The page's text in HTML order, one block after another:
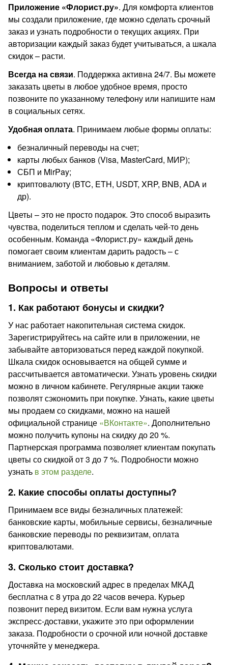
Приложение «Флорист.ру». Для комфорта клиентов
мы создали приложение, где можно сделать срочный
заказ и узнать подробности о текущих акциях. При
авторизации каждый заказ будет учитываться, а шкала
скидок – расти.
Всегда на связи. Поддержка активна 24/7. Вы можете
заказать цветы в любое удобное время, просто
позвоните по указанному телефону или напишите нам
в социальных сетях.
Удобная оплата. Принимаем любые формы оплаты:
безналичный переводы на счет;
карты любых банков (Visa, MasterCard, МИР);
СБП и MirPay;
криптовалюту (BTC, ETH, USDT, XRP, BNB, ADA и
др).
Цветы – это не просто подарок. Это способ выразить
чувства, поделиться теплом и сделать чей-то день
особенным. Команда «Флорист.ру» каждый день
помогает своим клиентам дарить радость – с
вниманием, заботой и любовью к деталям.
Вопросы и ответы
1. Как работают бонусы и скидки?
У нас работает накопительная система скидок.
Зарегистрируйтесь на сайте или в приложении, не
забывайте авторизоваться перед каждой покупкой.
Шкала скидок основывается на общей сумме и
рассчитывается автоматически. Узнать уровень скидки
можно в личном кабинете. Регулярные акции также
позволят сэкономить при покупке. Узнать, какие цветы
мы продаем со скидками, можно на нашей
официальной странице «ВКонтакте». Дополнительно
можно получить купоны на скидку до 20 %.
Партнерская программа позволяет клиентам покупать
цветы со скидкой от 3 до 7 %. Подробности можно
узнать в этом разделе.
2. Какие способы оплаты доступны?
Принимаем все виды безналичных платежей:
банковские карты, мобильные сервисы, безналичные
банковские переводы по реквизитам, оплата
криптовалютами.
3. Сколько стоит доставка?
Доставка на московский адрес в пределах МКАД
бесплатна с 8 утра до 22 часов вечера. Курьер
позвонит перед визитом. Если вам нужна услуга
экспресс-доставки, укажите это при оформлении
заказа. Подробности о срочной или ночной доставке
уточняйте у менеджера.